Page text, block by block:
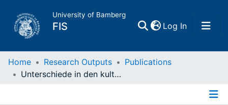
University of Bamberg
FIS Log In(current)
Home
Home Research Outputs
Publications
Unterschiede in den kulturellen Leitbildern und Einstellungen gegenüber Elternschaft zwischen Frankreich, Schweden und Deutschland